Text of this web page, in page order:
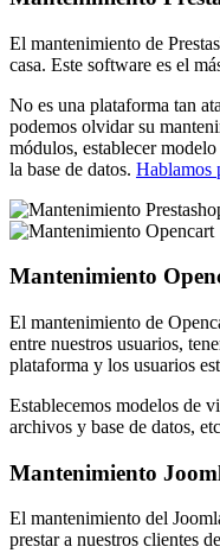
El mantenimiento de
casa. Este software es el
No es una plataforma tan
podemos olvidar su
módulos, establecer
la base de datos. Hablamos
Mantenimiento
El mantenimiento de
entre nuestros usuarios,
plataforma y los usuarios
Establecemos modelos de
archivos y base de datos,
Mantenimiento
El mantenimiento del
prestar a nuestros clientes